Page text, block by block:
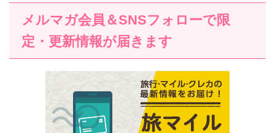
メルマガ会員＆SNSフォローで限
定・更新情報が届きます